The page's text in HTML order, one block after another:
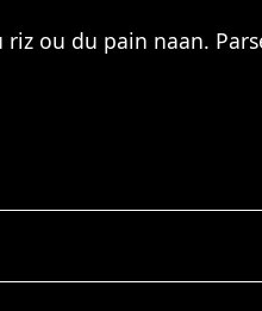
ou du pain naan.